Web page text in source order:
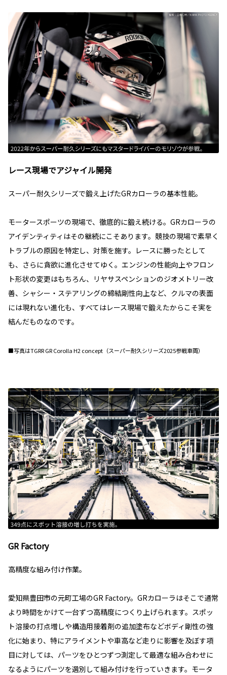
レース現場でアジャイル開発
スーパー耐久シリーズで鍛え上げたGRカローラの基本性能。
モータースポーツの現場で、徹底的に鍛え続ける。GRカローラの
アイデンティティはその継続にこそあります。競技の現場で素早く
トラブルの原因を特定し、対策を施す。レースに勝ったとして
も、さらに貪欲に進化させてゆく。エンジンの性能向上やフロン
ト形状の変更はもちろん、リヤサスペンションのジオメトリー改
善、シャシー・ステアリングの締結剛性向上など、クルマの表面
には現れない進化も、すべてはレース現場で鍛えたからこそ実を
結んだものなのです。
■写真はTGRR GR Corolla H2 concept（スーパー耐久シリーズ2025参戦車両）
GR Factory
高精度な組み付け作業。
愛知県豊田市の元町工場のGR Factory。GRカローラはそこで通常
より時間をかけて一台ずつ高精度につくり上げられます。スポッ
ト溶接の打点増しや構造用接着剤の追加塗布などボディ剛性の強
化に始まり、特にアライメントや車高など走りに影響を及ぼす項
目に対しては、パーツをひとつずつ測定して最適な組み合わせに
なるようにパーツを選別して組み付けを行っていきます。モータ